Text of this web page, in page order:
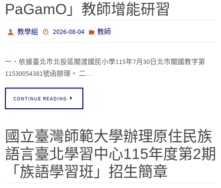
PaGamO」教師增能研習
教學組 2026-08-04 教師
一、依據臺北市北投區關渡國民小學115年7月30日北市關國教字第
11530054381號函辦理。 二…
CONTINUE READING
國立臺灣師範大學辦理原住民族
語言臺北學習中心115年度第2期
「族語學習班」招生簡章